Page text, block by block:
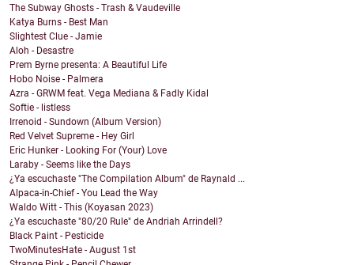
The Subway Ghosts - Trash & Vaudeville
Katya Burns - Best Man
Slightest Clue - Jamie
Aloh - Desastre
Prem Byrne presenta: A Beautiful Life
Hobo Noise - Palmera
Azra - GRWM feat. Vega Mediana & Fadly Kidal
Softie - listless
Irrenoid - Sundown (Album Version)
Red Velvet Supreme - Hey Girl
Eric Hunker - Looking For (Your) Love
Laraby - Seems like the Days
¿Ya escuchaste "The Compilation Album" de Raynald ...
Alpaca-in-Chief - You Lead the Way
Waldo Witt - This (Koyasan 2023)
¿Ya escuchaste "80/20 Rule" de Andriah Arrindell?
Black Paint - Pesticide
TwoMinutesHate - August 1st